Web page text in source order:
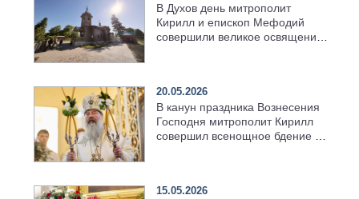
В Духов день митрополит
Кирилл и епископ Мефодий
совершили великое освящение
20.05.2026
В канун праздника Вознесения
Господня митрополит Кирилл
совершил всенощное бдение в
15.05.2026